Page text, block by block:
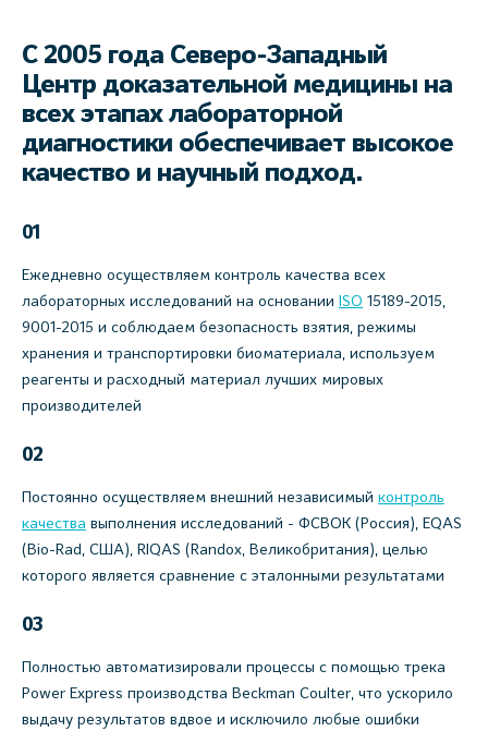
С 2005 года Северо-Западный
Центр доказательной медицины на
всех этапах лабораторной
диагностики обеспечивает высокое
качество и научный подход.
01
Ежедневно осуществляем контроль качества всех
лабораторных исследований на основании ISO 15189-2015,
9001-2015 и соблюдаем безопасность взятия, режимы
хранения и транспортировки биоматериала, используем
реагенты и расходный материал лучших мировых
производителей
02
Постоянно осуществляем внешний независимый контроль
качества выполнения исследований - ФСВОК (Россия), EQAS
(Bio-Rad, США), RIQAS (Randox, Великобритания), целью
которого является сравнение с эталонными результатами
03
Полностью автоматизировали процессы с помощью трека
Power Express производства Beckman Coulter, что ускорило
выдачу результатов вдвое и исключило любые ошибки